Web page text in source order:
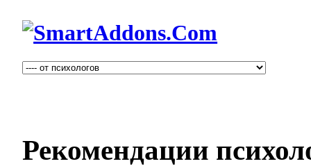
Рекомендации